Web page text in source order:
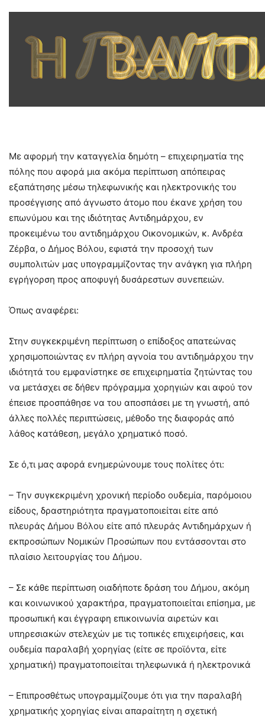
Με αφορμή την καταγγελία δημότη – επιχειρηματία της
πόλης που αφορά μια ακόμα περίπτωση απόπειρας
εξαπάτησης μέσω τηλεφωνικής και ηλεκτρονικής του
προσέγγισης από άγνωστο άτομο που έκανε χρήση του
επωνύμου και της ιδιότητας Αντιδημάρχου, εν
προκειμένω του αντιδημάρχου Οικονομικών, κ. Ανδρέα
Ζέρβα, ο Δήμος Βόλου, εφιστά την προσοχή των
συμπολιτών μας υπογραμμίζοντας την ανάγκη για πλήρη
εγρήγορση προς αποφυγή δυσάρεστων συνεπειών.
Όπως αναφέρει:
Στην συγκεκριμένη περίπτωση ο επίδοξος απατεώνας
χρησιμοποιώντας εν πλήρη αγνοία του αντιδημάρχου την
ιδιότητά του εμφανίστηκε σε επιχειρηματία ζητώντας του
να μετάσχει σε δήθεν πρόγραμμα χορηγιών και αφού τον
έπεισε προσπάθησε να του αποσπάσει με τη γνωστή, από
άλλες πολλές περιπτώσεις, μέθοδο της διαφοράς από
λάθος κατάθεση, μεγάλο χρηματικό ποσό.
Σε ό,τι μας αφορά ενημερώνουμε τους πολίτες ότι:
– Την συγκεκριμένη χρονική περίοδο ουδεμία, παρόμοιου
είδους, δραστηριότητα πραγματοποιείται είτε από
πλευράς Δήμου Βόλου είτε από πλευράς Αντιδημάρχων ή
εκπροσώπων Νομικών Προσώπων που εντάσσονται στο
πλαίσιο λειτουργίας του Δήμου.
– Σε κάθε περίπτωση οιαδήποτε δράση του Δήμου, ακόμη
και κοινωνικού χαρακτήρα, πραγματοποιείται επίσημα, με
προσωπική και έγγραφη επικοινωνία αιρετών και
υπηρεσιακών στελεχών με τις τοπικές επιχειρήσεις, και
ουδεμία παραλαβή χορηγίας (είτε σε προϊόντα, είτε
χρηματική) πραγματοποιείται τηλεφωνικά ή ηλεκτρονικά
– Επιπροσθέτως υπογραμμίζουμε ότι για την παραλαβή
χρηματικής χορηγίας είναι απαραίτητη η σχετική